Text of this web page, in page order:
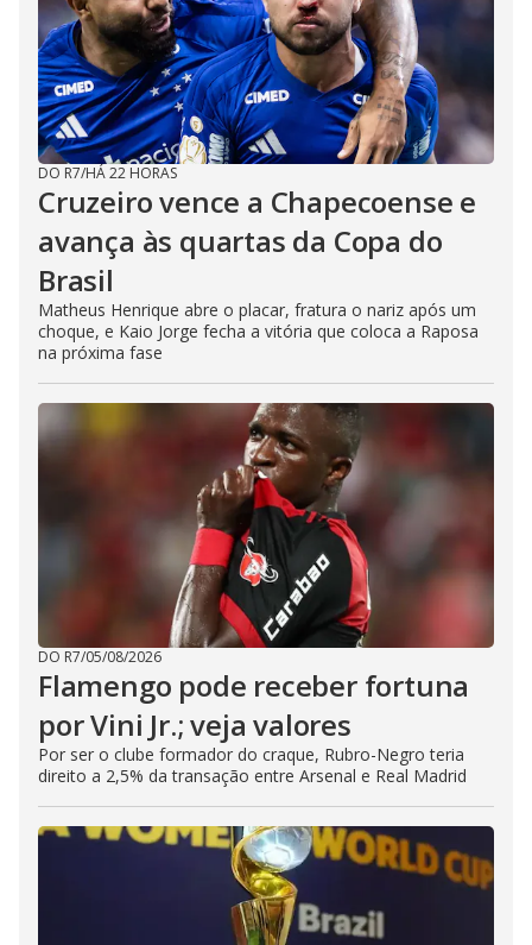
DO R7/HÁ 22 HORAS
Cruzeiro vence a Chapecoense e
avança às quartas da Copa do
Brasil
Matheus Henrique abre o placar, fratura o nariz após um
choque, e Kaio Jorge fecha a vitória que coloca a Raposa
na próxima fase
DO R7/05/08/2026
Flamengo pode receber fortuna
por Vini Jr.; veja valores
Por ser o clube formador do craque, Rubro-Negro teria
direito a 2,5% da transação entre Arsenal e Real Madrid